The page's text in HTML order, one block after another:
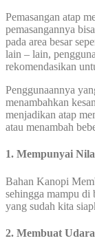
Pemasangan atap
pemasangannya
pada area besar
lain – lain,
rekomendasikan
Penggunaannya
menambahkan
menjadikan atap
atau menambah
1. Mempunyai
Bahan Kanopi
sehingga mampu di
yang sudah kita
2. Membuat